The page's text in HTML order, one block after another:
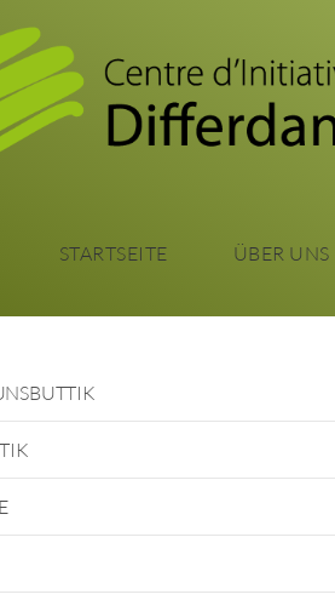
STARTSEITE ÜBER UNS